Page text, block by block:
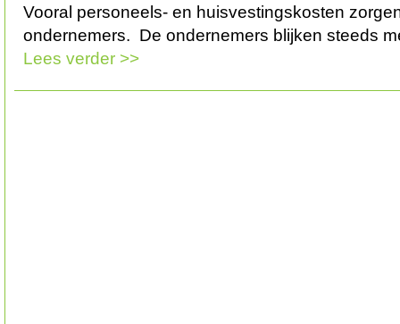
Vooral personeels- en huisvestingskosten
ondernemers. De ondernemers blijken steeds
Lees verder >>